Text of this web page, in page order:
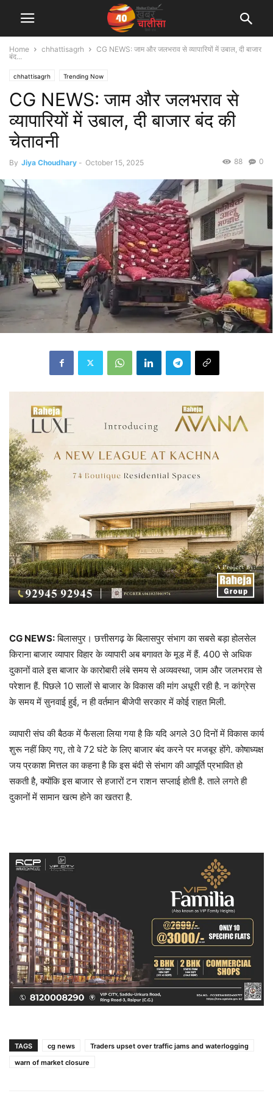
Home chhattisagrh
CG NEWS: जाम और जलभराव से व्यापारियों में उबाल, दी बाजार
बंद...
chhattisagrh Trending Now
CG NEWS: जाम और जलभराव से
व्यापारियों में उबाल, दी बाजार बंद की
चेतावनी
By Jiya Choudhary - October 15, 2025 0
88
CG NEWS:बिलासपुर। छत्तीसगढ़ के बिलासपुर संभाग का सबसे बड़ा होलसेल
किराना बाजार व्यापार विहार के व्यापारी अब बगावत के मूड में हैं. 400 से अधिक
दुकानों वाले इस बाजार के कारोबारी लंबे समय से अव्यवस्था, जाम और जलभराव से
परेशान हैं. पिछले 10 सालों से बाजार के विकास की मांग अधूरी रही है. न कांग्रेस
के समय में सुनवाई हुई, न ही वर्तमान बीजेपी सरकार में कोई राहत मिली.
व्यापारी संघ की बैठक में फैसला लिया गया है कि यदि अगले 30 दिनों में विकास कार्य
शुरू नहीं किए गए, तो वे 72 घंटे के लिए बाजार बंद करने पर मजबूर होंगे. कोषाध्यक्ष
जय प्रकाश मित्तल का कहना है कि इस बंदी से संभाग की आपूर्ति प्रभावित हो
सकती है, क्योंकि इस बाजार से हजारों टन राशन सप्लाई होती है. ताले लगते ही
दुकानों में सामान खत्म होने का खतरा है.
TAGS cg news
Traders upset over traffic jams and waterlogging
warn of market closure